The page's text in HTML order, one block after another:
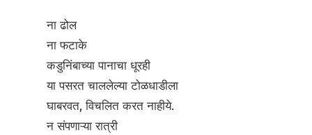
ना ढोल
ना फटाके
कडुनिंबाच्या पानाचा धूरही
या पसरत चाललेल्या टोळधाडीला
घाबरवत, विचलित करत नाहीये.
न संपणाऱ्या रात्री